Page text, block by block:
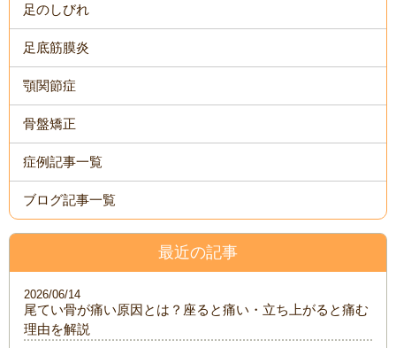
足のしびれ
足底筋膜炎
顎関節症
骨盤矯正
症例記事一覧
ブログ記事一覧
最近の記事
尾てい骨が痛い原因とは？座ると痛い・立ち上がると痛む
理由を解説
2026/06/14